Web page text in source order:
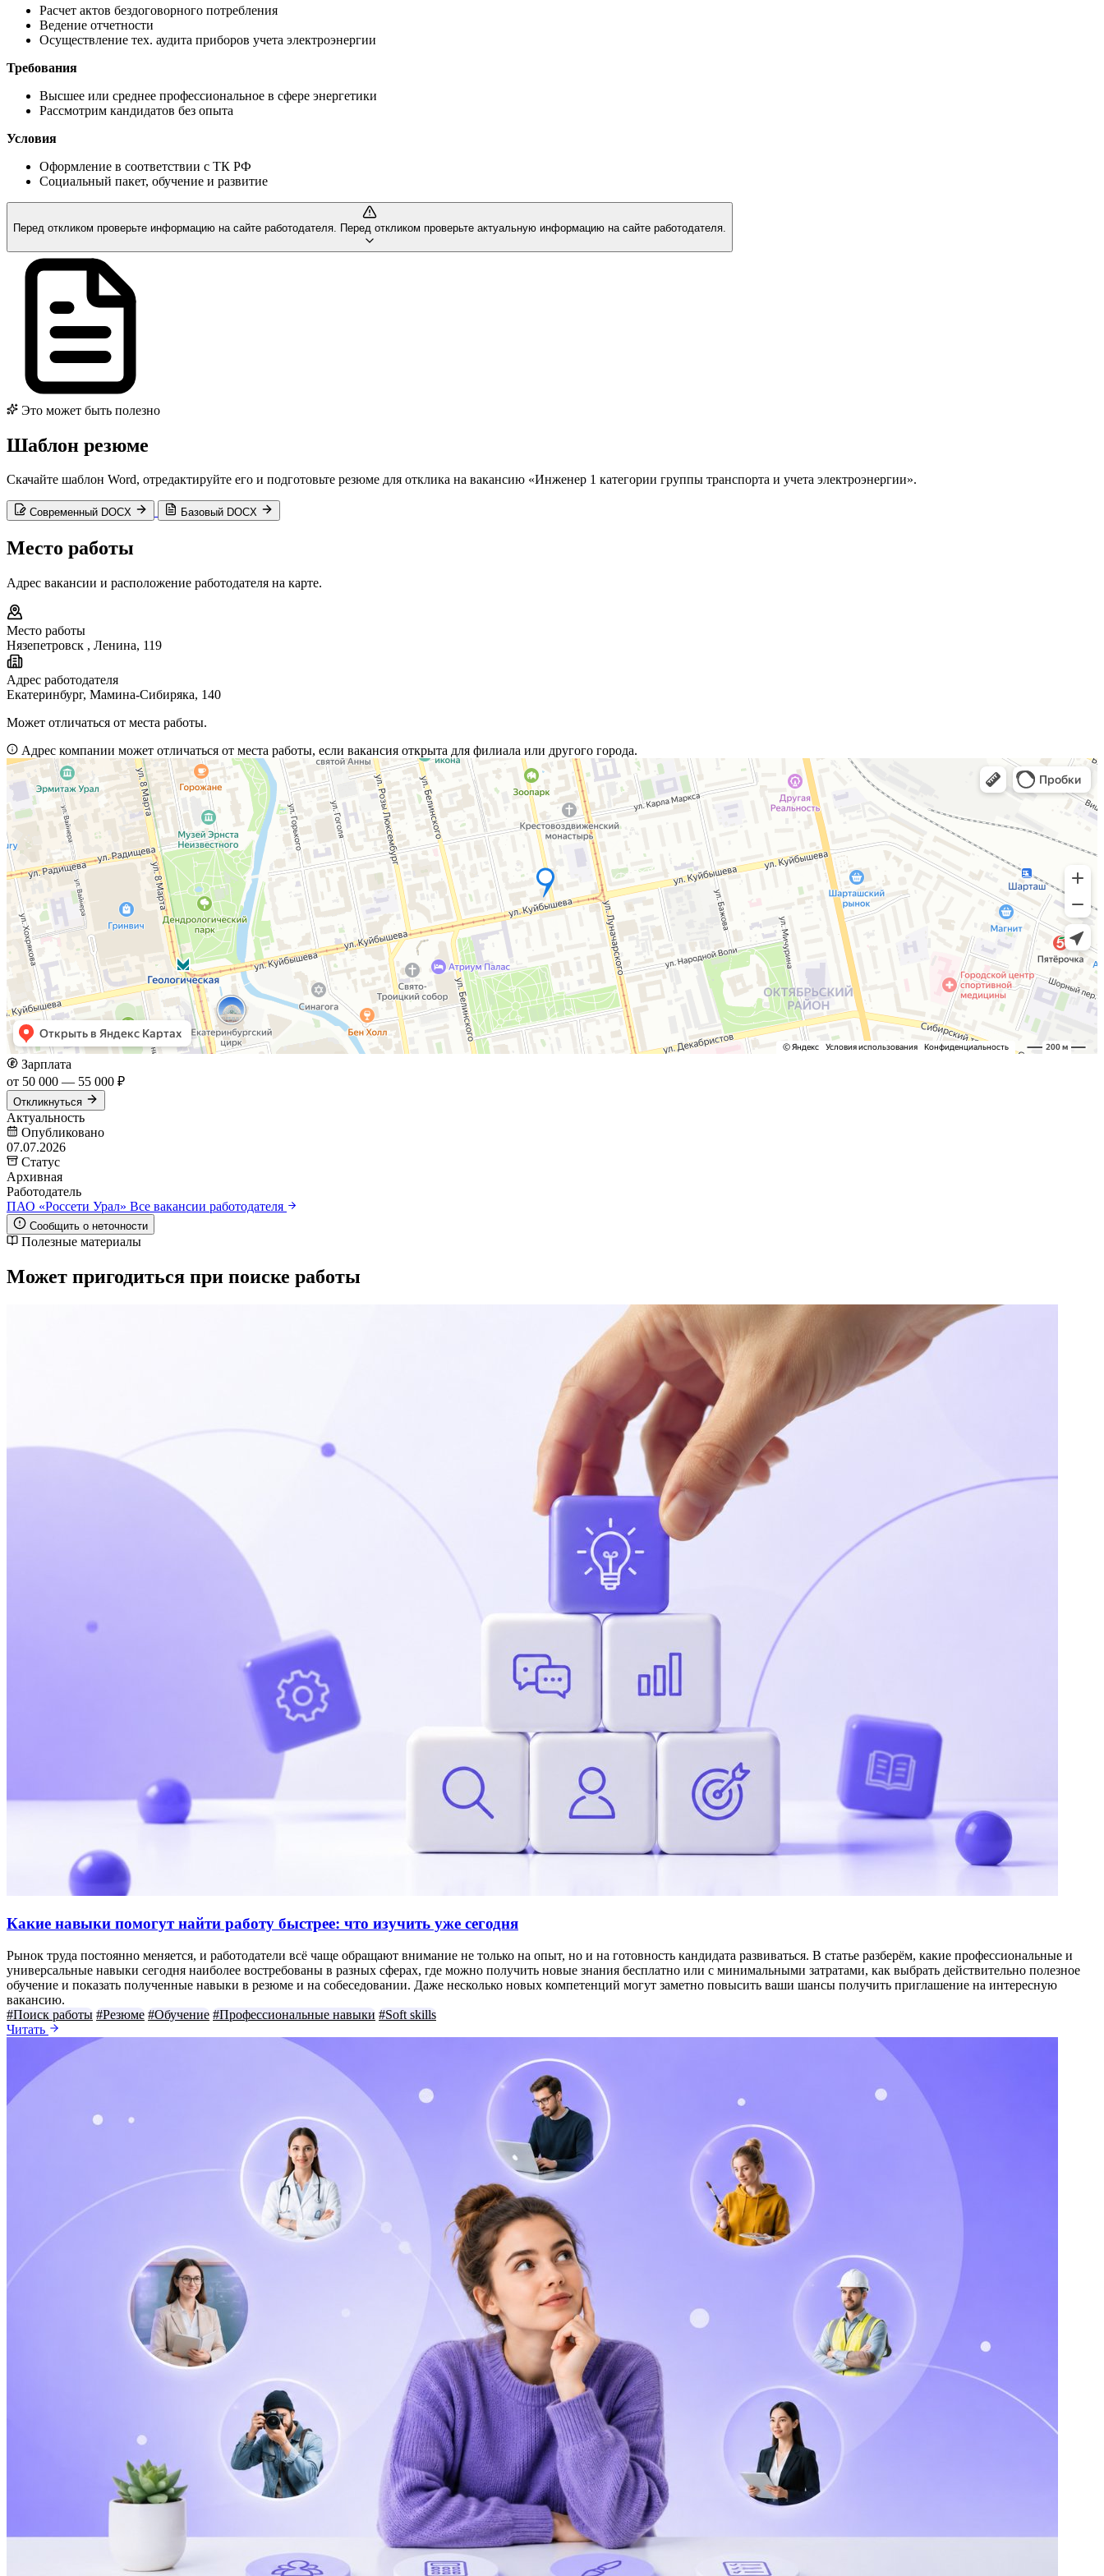
Расчет актов бездоговорного потребления
Ведение отчетности
Осуществление тех. аудита приборов учета электроэнергии
Требования
Высшее или среднее профессиональное в сфере энергетики
Рассмотрим кандидатов без опыта
Условия
Оформление в соответствии с ТК РФ
Социальный пакет, обучение и развитие
Перед откликом проверьте информацию на сайте работодателя. Перед откликом проверьте актуальную информацию на сайте работодателя.
Это может быть полезно
Шаблон резюме
Скачайте шаблон Word, отредактируйте его и подготовьте резюме для отклика на вакансию «Инженер 1 категории группы транспорта и учета электроэнергии».
Современный DOCX Базовый DOCX
Место работы
Адрес вакансии и расположение работодателя на карте.
Место работы
Нязепетровск , Ленина, 119
Адрес работодателя
Екатеринбург, Мамина-Сибиряка, 140
Может отличаться от места работы.
Адрес компании может отличаться от места работы, если вакансия открыта для филиала или другого города.
Зарплата
от 50 000 — 55 000 ₽
Откликнуться
Актуальность
Опубликовано
07.07.2026
Статус
Архивная
Работодатель
ПАО «Россети Урал» Все вакансии работодателя
Сообщить о неточности
Полезные материалы
Может пригодиться при поиске работы
Какие навыки помогут найти работу быстрее: что изучить уже сегодня
Рынок труда постоянно меняется, и работодатели всё чаще обращают внимание не только на опыт, но и на готовность кандидата развиваться. В статье разберём, какие профессиональные и
универсальные навыки сегодня наиболее востребованы в разных сферах, где можно получить новые знания бесплатно или с минимальными затратами, как выбрать действительно полезное
обучение и показать полученные навыки в резюме и на собеседовании. Даже несколько новых компетенций могут заметно повысить ваши шансы получить приглашение на интересную
вакансию.
#Поиск работы #Резюме #Обучение #Профессиональные навыки #Soft skills
Читать